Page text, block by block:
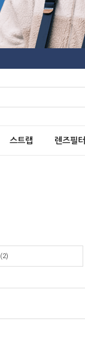
스트랩 렌즈필터
(2)